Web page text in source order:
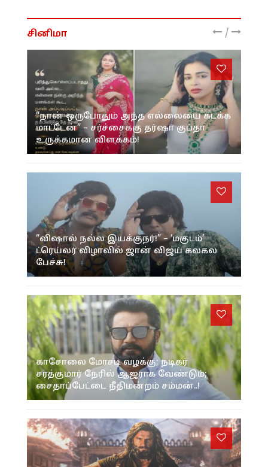
சினிமா /
“நான் ஒருபோதும் அந்த எல்லையை கடக்க
மாட்டேன்” – சர்ச்சைக்கு தர்ஷா குப்தா
உருக்கமான விளக்கம்!
“விஷால் நல்ல இயக்குநர்!” – ‘மகுடம்’
ட்ரெய்லர் விழாவில் ஜான் விஜய் கலகல
பேச்சு!
காசோலை மோசடி வழக்கு; நடிகர்
சரத்குமார் நேரில் ஆஜராக வேண்டும்;
சைதாப்பேட்டை நீதிமன்றம் சம்மன்..!